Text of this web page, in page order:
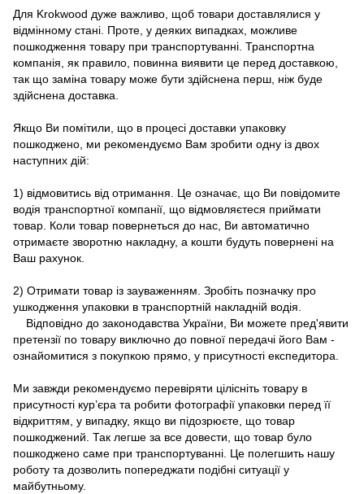
Для Krokwood дуже важливо, щоб товари доставлялися у
відмінному стані. Проте, у деяких випадках, можливе
пошкодження товару при транспортуванні. Транспортна
компанія, як правило, повинна виявити це перед доставкою,
так що заміна товару може бути здійснена перш, ніж буде
здійснена доставка.
Якщо Ви помітили, що в процесі доставки упаковку
пошкоджено, ми рекомендуємо Вам зробити одну із двох
наступних дій:
1) відмовитись від отримання. Це означає, що Ви повідомите
водія транспортної компанії, що відмовляєтеся приймати
товар. Коли товар повернеться до нас, Ви автоматично
отримаєте зворотню накладну, а кошти будуть повернені на
Ваш рахунок.
2) Отримати товар із зауваженням. Зробіть позначку про
ушкодження упаковки в транспортній накладній водія.
Відповідно до законодавства України, Ви можете пред'явити
претензії по товару виключно до повної передачі його Вам -
ознайомитися з покупкою прямо, у присутності експедитора.
Ми завжди рекомендуємо перевіряти цілісніть товару в
присутності кур’єра та робити фотографії упаковки перед її
відкриттям, у випадку, якщо ви підозрюєте, що товар
пошкоджений. Так легше за все довести, що товар було
пошкоджено саме при транспортуванні. Це полегшить нашу
роботу та дозволить попереджати подібні ситуації у
майбутньому.